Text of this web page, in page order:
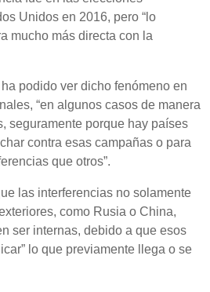
Unidos en 2016, pero “lo
mucho más directa con la
podido ver dicho fenómeno en
“en algunos casos de manera
seguramente porque hay países
contra esas campañas o para
que otros”.
las interferencias no solamente
como Rusia o China,
ser internas, debido a que esos
lo que previamente llega o se